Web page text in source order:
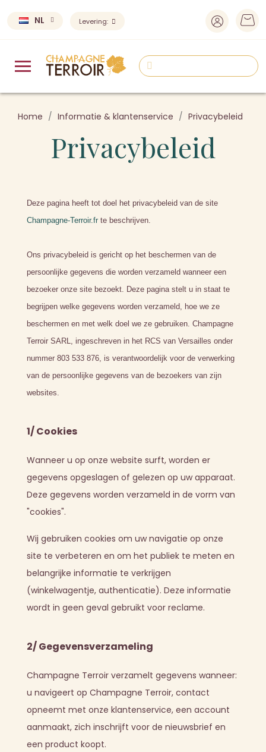
NL Levering:
Home Informatie & klantenservice Privacybeleid
Privacybeleid
Deze pagina heeft tot doel het privacybeleid van de site
Champagne-Terroir.fr te beschrijven.
Ons privacybeleid is gericht op het beschermen van de
persoonlijke gegevens die worden verzameld wanneer een
bezoeker onze site bezoekt. Deze pagina stelt u in staat te
begrijpen welke gegevens worden verzameld, hoe we ze
beschermen en met welk doel we ze gebruiken. Champagne
Terroir SARL, ingeschreven in het RCS van Versailles onder
nummer 803 533 876, is verantwoordelijk voor de verwerking
van de persoonlijke gegevens van de bezoekers van zijn
websites.
1/ Cookies
Wanneer u op onze website surft, worden er
gegevens opgeslagen of gelezen op uw apparaat.
Deze gegevens worden verzameld in de vorm van
"cookies".
Wij gebruiken cookies om uw navigatie op onze
site te verbeteren en om het publiek te meten en
belangrijke informatie te verkrijgen
(winkelwagentje, authenticatie). Deze informatie
wordt in geen geval gebruikt voor reclame.
2/ Gegevensverzameling
Champagne Terroir verzamelt gegevens wanneer:
u navigeert op Champagne Terroir, contact
opneemt met onze klantenservice, een account
aanmaakt, zich inschrijft voor de nieuwsbrief en
een product koopt.